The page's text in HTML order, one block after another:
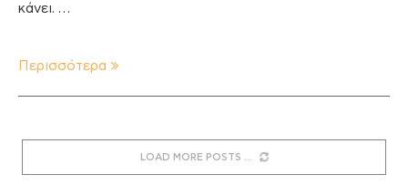
κάνει. …
Περισσότερα
LOAD MORE POSTS